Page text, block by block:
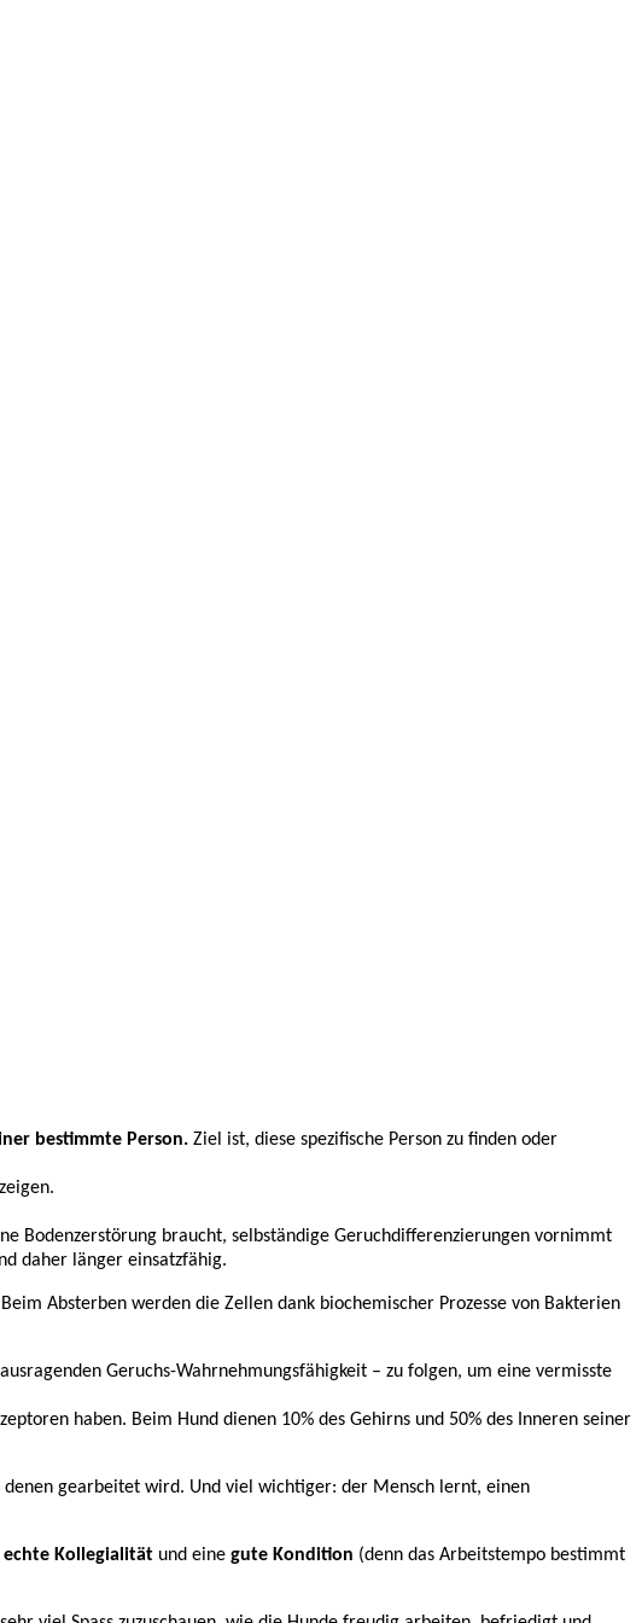
bestimmte Person. Ziel ist, diese spezifische Person zu finden oder
Bodenzerstörung braucht, selbständige Geruchdifferenzierungen vornimmt
daher länger einsatzfähig.
Absterben werden die Zellen dank biochemischer Prozesse von Bakterien
Geruchs-Wahrnehmungsfähigkeit – zu folgen, um eine vermisste
haben. Beim Hund dienen 10% des Gehirns und 50% des Inneren seiner
denen gearbeitet wird. Und viel wichtiger: der Mensch lernt, einen
echte Kollegialität und eine gute Kondition (denn das Arbeitstempo bestimmt